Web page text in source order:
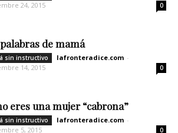
24, 2015
0
de mamá
sin instructivo lafronteradice.com -
14, 2015
0
eres una mujer “cabrona”
sin instructivo lafronteradice.com -
5, 2015
0